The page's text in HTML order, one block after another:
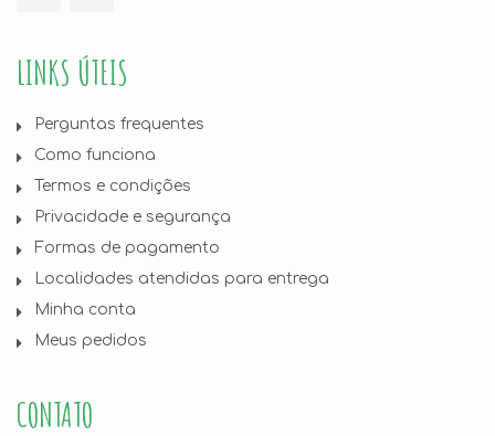
LINKS ÚTEIS
Perguntas frequentes
Como funciona
Termos e condições
Privacidade e segurança
Formas de pagamento
Localidades atendidas para entrega
Minha conta
Meus pedidos
CONTATO